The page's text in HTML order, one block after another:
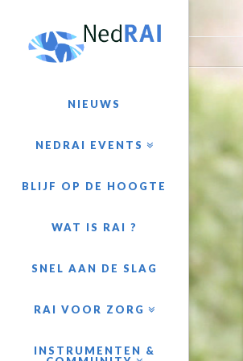
NIEUWS
NEDRAI EVENTS
BLIJF OP DE HOOGTE
WAT IS RAI ?
SNEL AAN DE SLAG
RAI VOOR ZORG
INSTRUMENTEN &